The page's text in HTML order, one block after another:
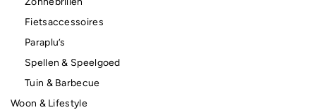
Fietsaccessoires
Paraplu’s
Spellen & Speelgoed
Tuin & Barbecue
Woon & Lifestyle